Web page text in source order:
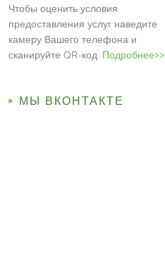
Чтобы оценить условия
предоставления услуг наведите
камеру Вашего телефона и
сканируйте QR-код. Подробнее>>
МЫ ВКОНТАКТЕ